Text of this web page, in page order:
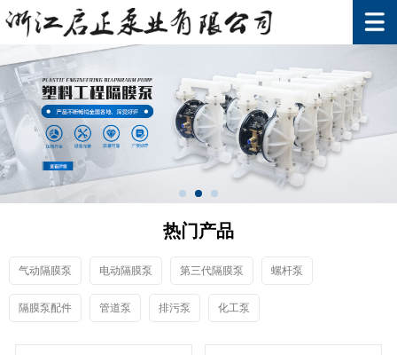
热门产品
气动隔膜泵 电动隔膜泵 第三代隔膜泵 螺杆泵
隔膜泵配件 管道泵 排污泵 化工泵